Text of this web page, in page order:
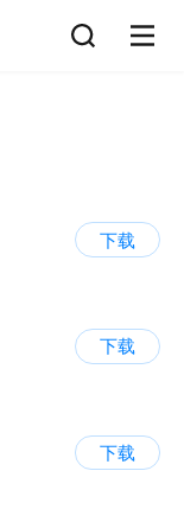
下载
下载
下载